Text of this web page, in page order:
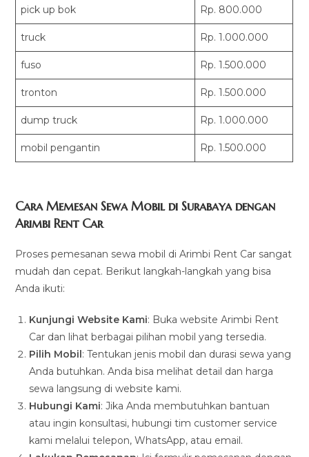
pick up bok Rp. 800.000
truck Rp. 1.000.000
fuso Rp. 1.500.000
tronton Rp. 1.500.000
dump truck Rp. 1.000.000
mobil pengantin Rp. 1.500.000
Cara Memesan Sewa Mobil di Surabaya dengan
Arimbi Rent Car
Proses pemesanan sewa mobil di Arimbi Rent Car sangat
mudah dan cepat. Berikut langkah-langkah yang bisa
Anda ikuti:
Kunjungi Website Kami: Buka website Arimbi Rent
Car dan lihat berbagai pilihan mobil yang tersedia.
Pilih Mobil: Tentukan jenis mobil dan durasi sewa yang
Anda butuhkan. Anda bisa melihat detail dan harga
sewa langsung di website kami.
Hubungi Kami: Jika Anda membutuhkan bantuan
atau ingin konsultasi, hubungi tim customer service
kami melalui telepon, WhatsApp, atau email.